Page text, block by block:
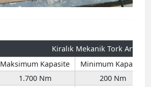
Kiralık Mekanik Tork
Maksimum Kapasite
Minimum Kapasite
1.700 Nm
200 Nm